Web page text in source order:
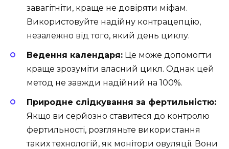
завагітніти, краще не довіряти міфам.
Використовуйте надійну контрацепцію,
незалежно від того, який день циклу.
Ведення календаря: Це може допомогти
краще зрозуміти власний цикл. Однак цей
метод не завжди надійний на 100%.
Природне слідкування за фертильністю:
Якщо ви серйозно ставитеся до контролю
фертильності, розгляньте використання
таких технологій, як монітори овуляції. Вони